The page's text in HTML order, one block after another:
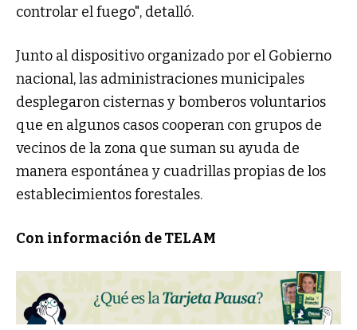
controlar el fuego", detalló.
Junto al dispositivo organizado por el Gobierno
nacional, las administraciones municipales
desplegaron cisternas y bomberos voluntarios
que en algunos casos cooperan con grupos de
vecinos de la zona que suman su ayuda de
manera espontánea y cuadrillas propias de los
establecimientos forestales.
Con información de TELAM